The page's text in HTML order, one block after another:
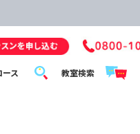
ス 教室検索